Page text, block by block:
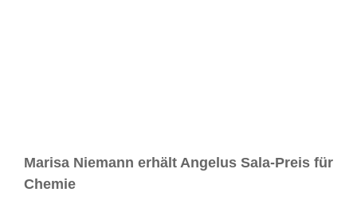
Marisa Niemann erhält Angelus Sala-Preis für
Chemie